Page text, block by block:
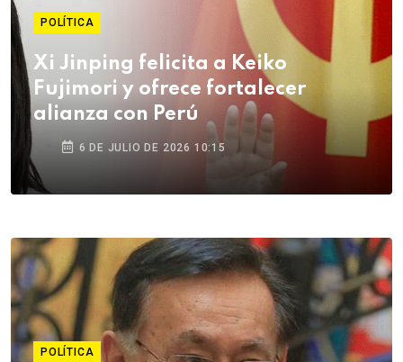
POLÍTICA
Xi Jinping felicita a Keiko
Fujimori y ofrece fortalecer
alianza con Perú
6 DE JULIO DE 2026 10:15
POLÍTICA